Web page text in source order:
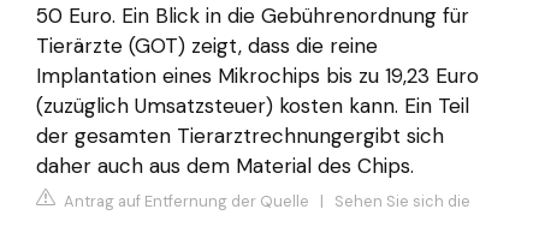
50 Euro. Ein Blick in die Gebührenordnung für
Tierärzte (GOT) zeigt, dass die reine
Implantation eines Mikrochips bis zu 19,23 Euro
(zuzüglich Umsatzsteuer) kosten kann. Ein Teil
der gesamten Tierarztrechnungergibt sich
daher auch aus dem Material des Chips.
Antrag auf Entfernung der Quelle | Sehen Sie sich die